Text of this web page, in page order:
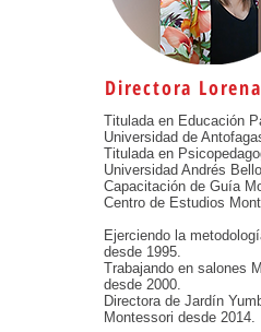
Directora
Titulada en Educación
Universidad de
Titulada en
Universidad Andrés
Capacitación de Guía
Centro de Estudios
Ejerciendo la
desde 1995.
Trabajando en salones
desde 2000.
Directora de Jardín
Montessori desde 2014.